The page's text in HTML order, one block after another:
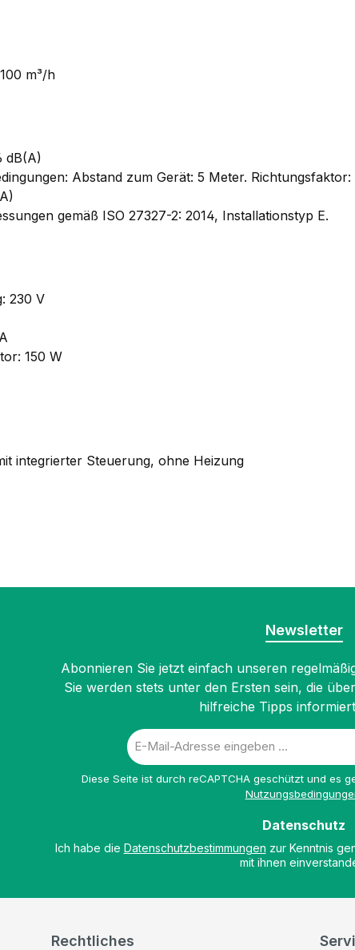
m³/h
dB(A)
Abstand zum Gerät: 5 Meter.
gemäß ISO 27327-2: 2014, Installationstyp E.
230 V
150 W
integrierter Steuerung, ohne Heizung
Newsletter
Abonnieren Sie jetzt einfach unseren
Sie werden stets unter den Ersten sein, die
hilfreiche Tipps
E-
Mail-
Diese Seite ist durch reCAPTCHA geschützt und es
Datenschutz
Ich habe die Datenschutzbestimmungen zur Kenntnis
mit ihnen
Rechtliches